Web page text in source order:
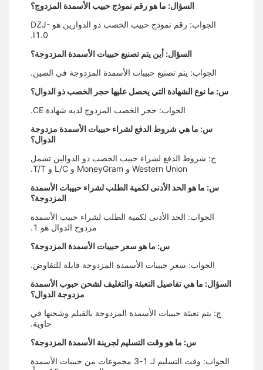
السؤال: ما هو رقم نموذج حبيب الأسمدة المزدوج؟
الجواب: رقم نموذج حبيب الخصب ذو الدوارين هو DZJ-
السؤال: أين يتم تصنيع حبيبات الأسمدة المزدوجة؟
الجواب: يتم تصنيع حبيبات الأسمدة المزدوجة في الصين.
س: ما نوع الشهادة التي يحصل عليها حجر الخصب ذو الدوال؟
الجواب: حجر الخصب المزدوج لديه شهادة CE.
س: ما هي شروط الدفع لشراء حبيبات الأسمدة مزدوجة
الدوال؟
ج: شروط الدفع لشراء حبيب الخصب ذو الدوالين تشمل
Western Union و MoneyGram و L/C و T/T.
س: ما هو الحد الأدنى لكمية الطلب لشراء حبيبات الأسمدة
المزدوجة؟
الجواب: الحد الأدنى لكمية الطلب لشراء حبيب الأسمدة
مزدوج الدوال هو 1.
س: ما هو سعر حبيبات الأسمدة المزدوجة؟
الجواب: سعر حبيبات الأسمدة المزدوجة قابلة للتفاوض.
السؤال: ما هي تفاصيل التعبئة والتغليف لشحن حبوب الأسمدة
مزدوجة الدوال؟
ج: يتم تعبئة حبيبات الأسمدة المزدوجة بالفيلم وشحنها في
حاوية.
س: ما هو وقت التسليم لجرينة الأسمدة المزدوجة؟
الجواب: وقت التسليم لـ 1-3 مجموعات من حبيبات الأسمدة